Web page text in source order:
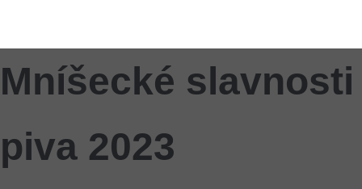
Mníšecké slavnosti
piva 2023